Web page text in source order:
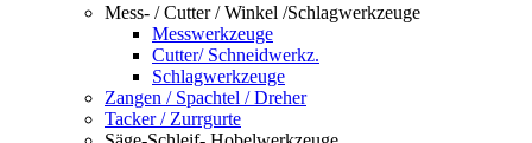
Mess- / Cutter / Winkel /Schlagwerkzeuge
Messwerkzeuge
Cutter/ Schneidwerkz.
Schlagwerkzeuge
Zangen / Spachtel / Dreher
Tacker / Zurrgurte